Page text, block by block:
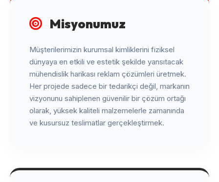
Misyonumuz
Müşterilerimizin kurumsal kimliklerini fiziksel
dünyaya en etkili ve estetik şekilde yansıtacak
mühendislik harikası reklam çözümleri üretmek.
Her projede sadece bir tedarikçi değil, markanın
vizyonunu sahiplenen güvenilir bir çözüm ortağı
olarak, yüksek kaliteli malzemelerle zamanında
ve kusursuz teslimatlar gerçekleştirmek.